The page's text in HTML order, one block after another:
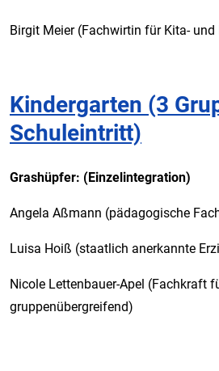
Birgit Meier (Fachwirtin für Kita-
Kindergarten (3
Schuleintritt)
Grashüpfer: (Einzelintegration)
Angela Aßmann (pädagogische
Luisa Hoiß (staatlich anerkannte
Nicole Lettenbauer-Apel (Fachkraft
gruppenübergreifend)